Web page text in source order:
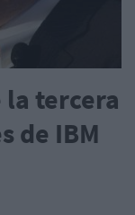
tercera
de IBM